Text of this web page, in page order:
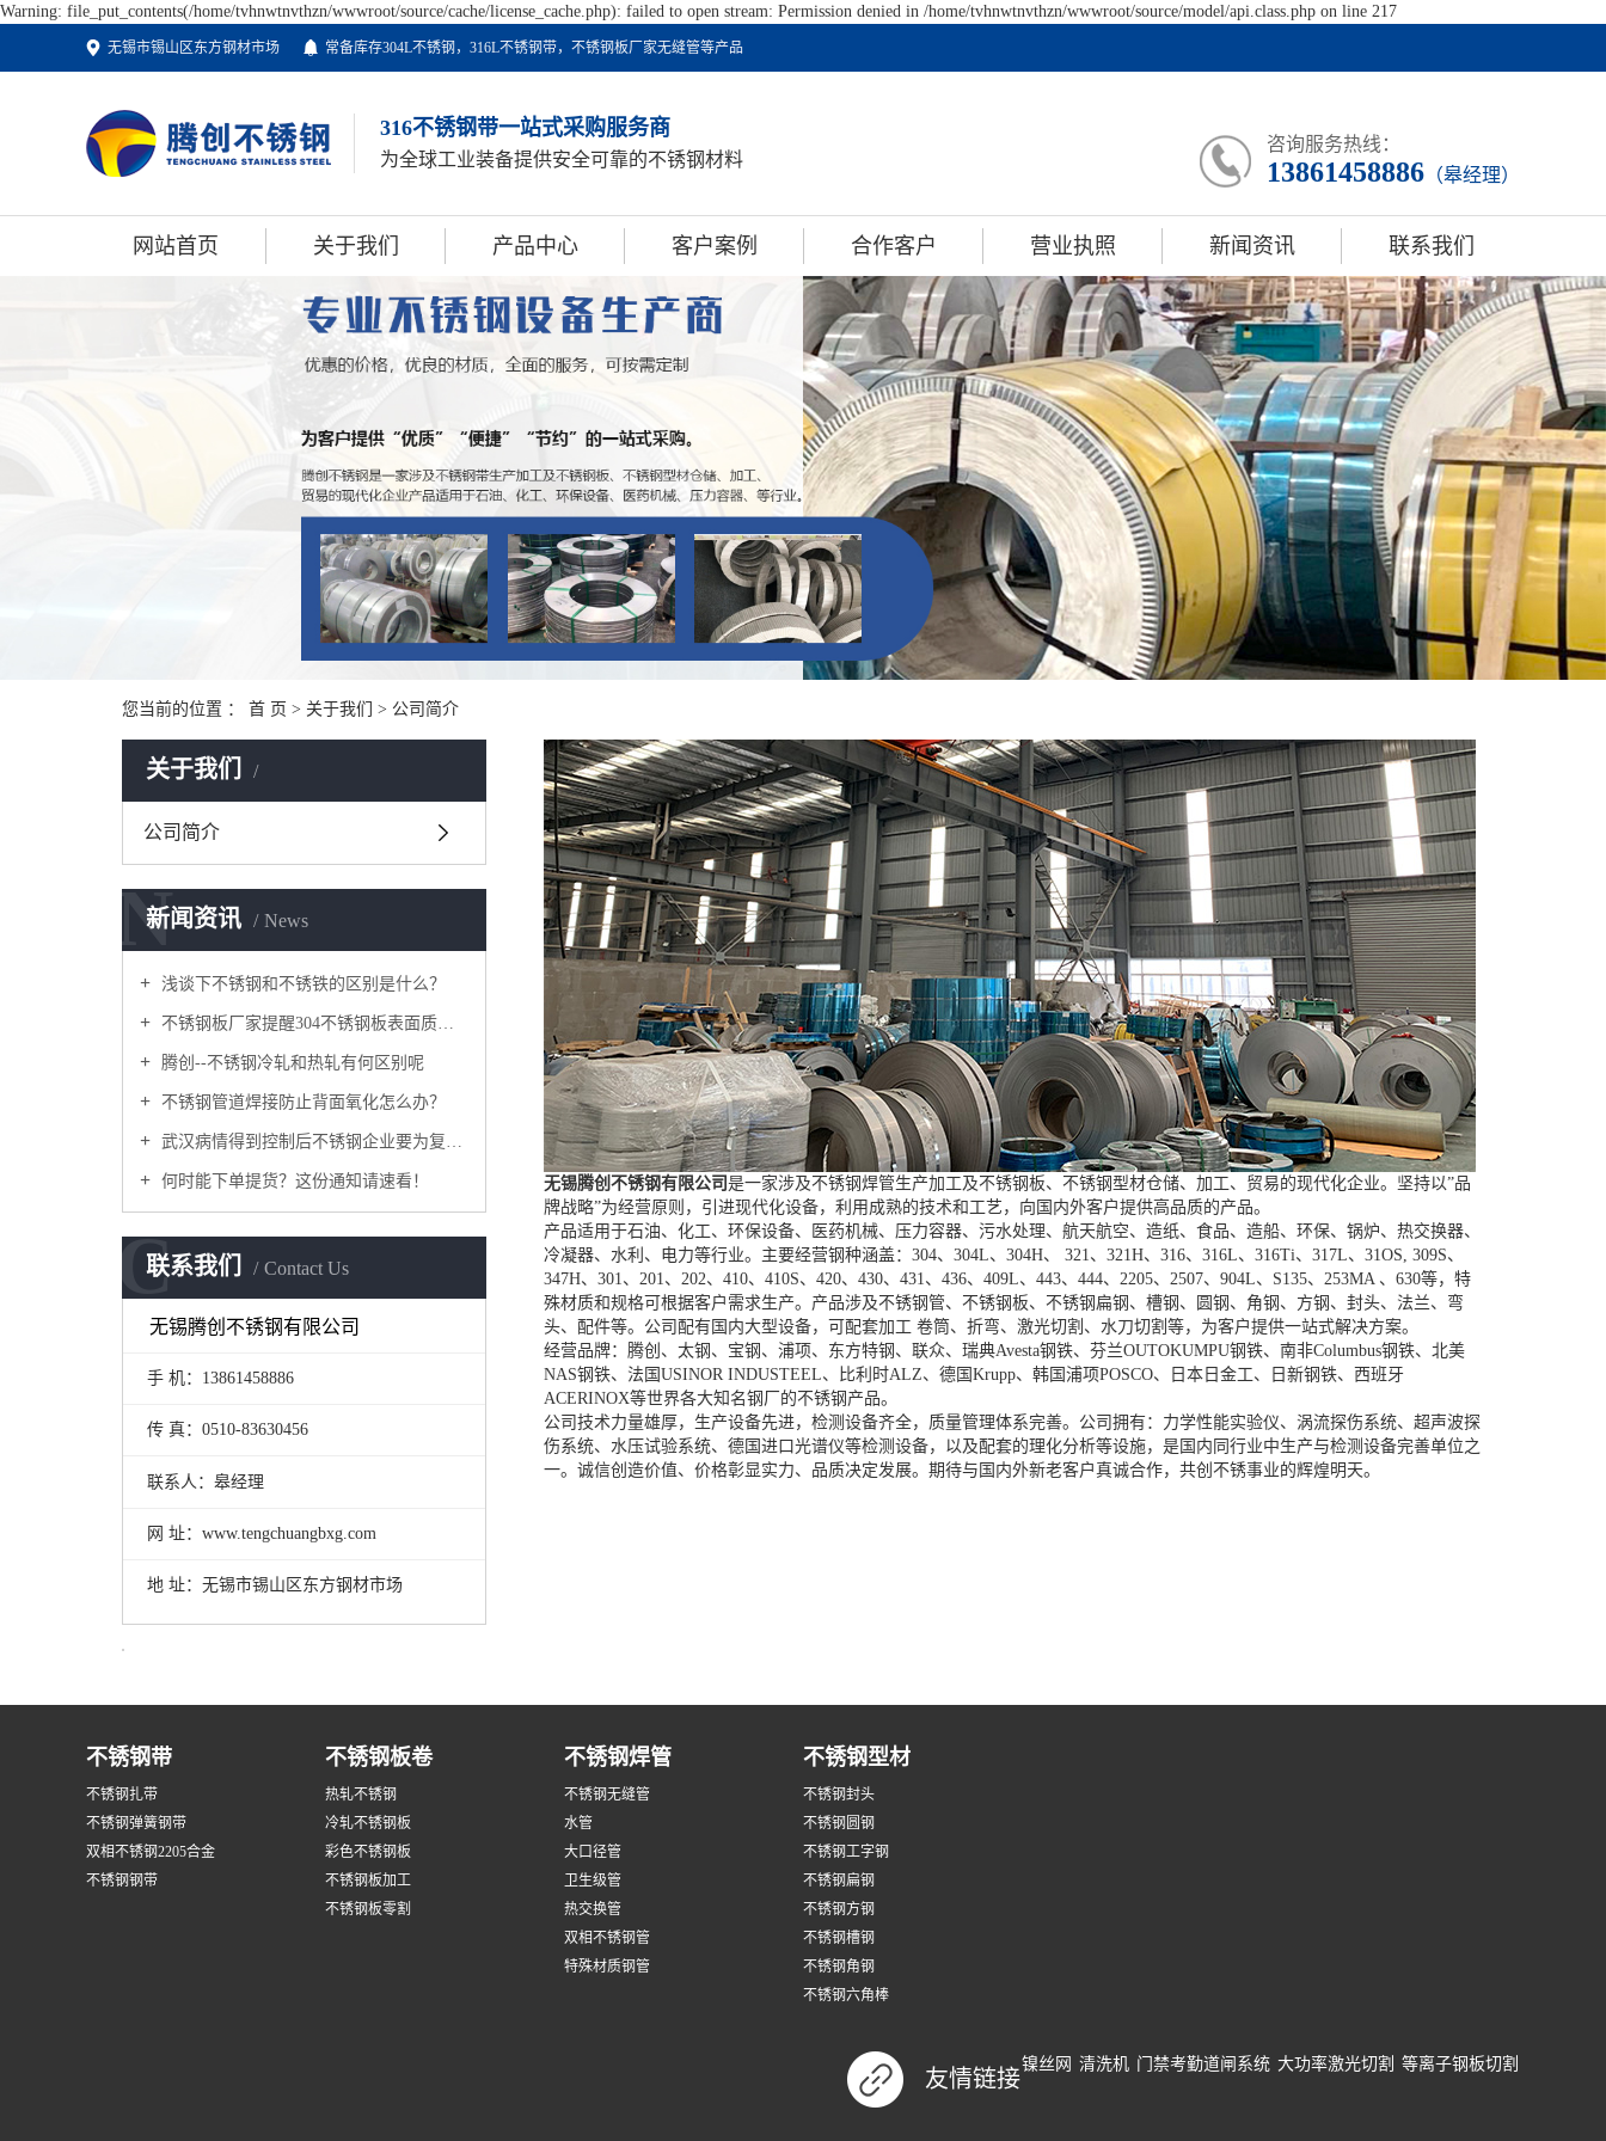
Warning: file_put_contents(/home/tvhnwtnvthzn/wwwroot/source/cache/license_cache.php): failed to open stream: Permission denied in /home/tvhnwtnvthzn/wwwroot/source/model/api.class.php on line 217
无锡市锡山区东方钢材市场 常备库存304L不锈钢，316L不锈钢带，不锈钢板厂家无缝管等产品
316不锈钢带一站式采购服务商
为全球工业装备提供安全可靠的不锈钢材料
咨询服务热线：
13861458886 （皋经理）
网站首页 关于我们 产品中心
不锈钢板卷
不锈钢焊管
客户案例 合作客户
合作客户
营业执照
营业执照
新闻资讯
公司动态
行业动态
常见问题
联系我们
您当前的位置 ： 首 页 > 关于我们 > 公司简介
关于我们
公司简介
新闻资讯 News
N
浅谈下不锈钢和不锈铁的区别是什么？
不锈钢板厂家提醒304不锈钢板表面质检方法及注意事项
腾创--不锈钢冷轧和热轧有何区别呢
不锈钢管道焊接防止背面氧化怎么办？
武汉病情得到控制后不锈钢企业要为复工做哪些准备？
何时能下单提货？这份通知请速看！
联系我们 Contact Us
C
无锡腾创不锈钢有限公司
手 机： 13861458886
传 真： 0510-83630456
联系人： 皋经理
网 址：www.tengchuangbxg.com
地 址： 无锡市锡山区东方钢材市场
无锡腾创不锈钢有限公司 是一家涉及不锈钢焊管生产加工及不锈钢板、不锈钢型材仓储、加工、贸易的现代化企业。坚持以”品
牌战略”为经营原则，引进现代化设备，利用成熟的技术和工艺，向国内外客户提供高品质的产品。
产品适用于石油、化工、环保设备、医药机械、压力容器、污水处理、航天航空、造纸、食品、造船、环保、锅炉、热交换器、
冷凝器、水利、电力等行业。主要经营钢种涵盖：304、304L、304H、 321、321H、316、316L、316Ti、317L、31OS, 309S、
347H、301、201、202、410、410S、420、430、431、436、409L、443、444、2205、2507、904L、S135、253MA 、630等，特
殊材质和规格可根据客户需求生产。产品涉及不锈钢管、不锈钢板、不锈钢扁钢、槽钢、圆钢、角钢、方钢、封头、法兰、弯
头、配件等。公司配有国内大型设备，可配套加工 卷筒、折弯、激光切割、水刀切割等，为客户提供一站式解决方案。
经营品牌：腾创、太钢、宝钢、浦项、东方特钢、联众、瑞典Avesta钢铁、芬兰OUTOKUMPU钢铁、南非Columbus钢铁、北美
NAS钢铁、法国USINOR INDUSTEEL、比利时ALZ、德国Krupp、韩国浦项POSCO、日本日金工、日新钢铁、西班牙
ACERINOX等世界各大知名钢厂的不锈钢产品。
公司技术力量雄厚，生产设备先进，检测设备齐全，质量管理体系完善。公司拥有：力学性能实验仪、涡流探伤系统、超声波探
伤系统、水压试验系统、德国进口光谱仪等检测设备，以及配套的理化分析等设施，是国内同行业中生产与检测设备完善单位之
一。诚信创造价值、价格彰显实力、品质决定发展。期待与国内外新老客户真诚合作，共创不锈事业的辉煌明天。
不锈钢带
不锈钢扎带
不锈钢弹簧钢带
双相不锈钢2205合金
不锈钢钢带
不锈钢板卷
热轧不锈钢
冷轧不锈钢板
彩色不锈钢板
不锈钢板加工
不锈钢板零割
不锈钢焊管
不锈钢无缝管
水管
大口径管
卫生级管
热交换管
双相不锈钢管
特殊材质钢管
不锈钢型材
不锈钢封头
不锈钢圆钢
不锈钢工字钢
不锈钢扁钢
不锈钢方钢
不锈钢槽钢
不锈钢角钢
不锈钢六角棒
友情链接
镍丝网 清洗机 门禁考勤道闸系统 大功率激光切割 等离子钢板切割